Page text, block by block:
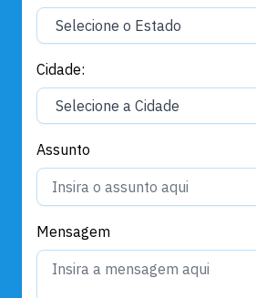
Cidade:
Assunto
Mensagem